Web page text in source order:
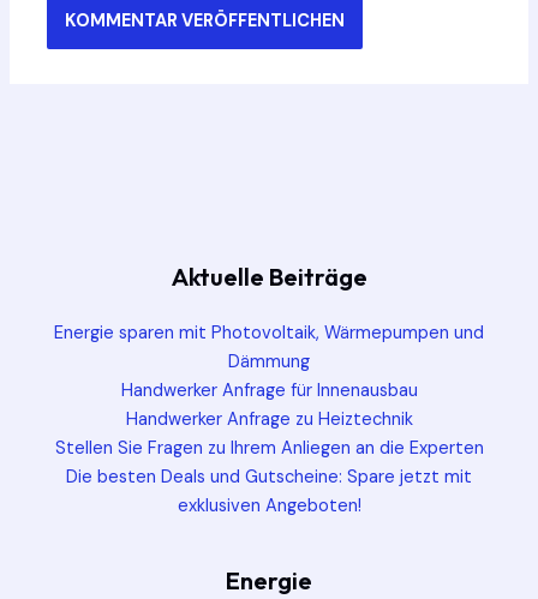
Aktuelle Beiträge
Energie sparen mit Photovoltaik, Wärmepumpen und
Dämmung
Handwerker Anfrage für Innenausbau
Handwerker Anfrage zu Heiztechnik
Stellen Sie Fragen zu Ihrem Anliegen an die Experten
Die besten Deals und Gutscheine: Spare jetzt mit
exklusiven Angeboten!
Energie